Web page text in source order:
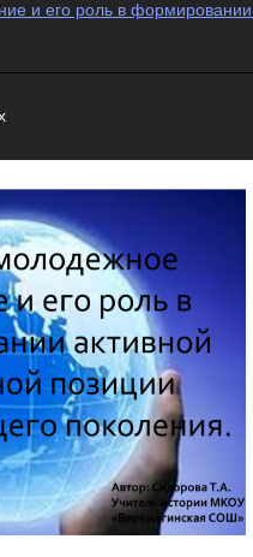
и его роль в